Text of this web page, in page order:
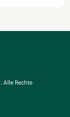
Alle Rechte